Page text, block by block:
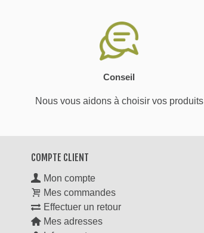
Conseil
Nous vous aidons à choisir vos produits
COMPTE CLIENT
Mon compte
Mes commandes
Effectuer un retour
Mes adresses